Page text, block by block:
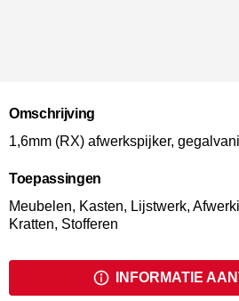
Omschrijving
1,6mm (RX) afwerkspijker,
Toepassingen
Meubelen, Kasten, Lijstwerk,
Kratten, Stofferen
INFORMATIE